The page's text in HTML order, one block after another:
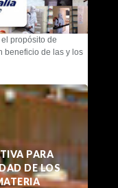
propósito de
beneficio de las y los
PARA
DE LOS